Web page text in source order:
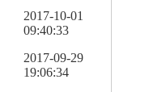
2017-10-01
09:40:33
2017-09-29
19:06:34